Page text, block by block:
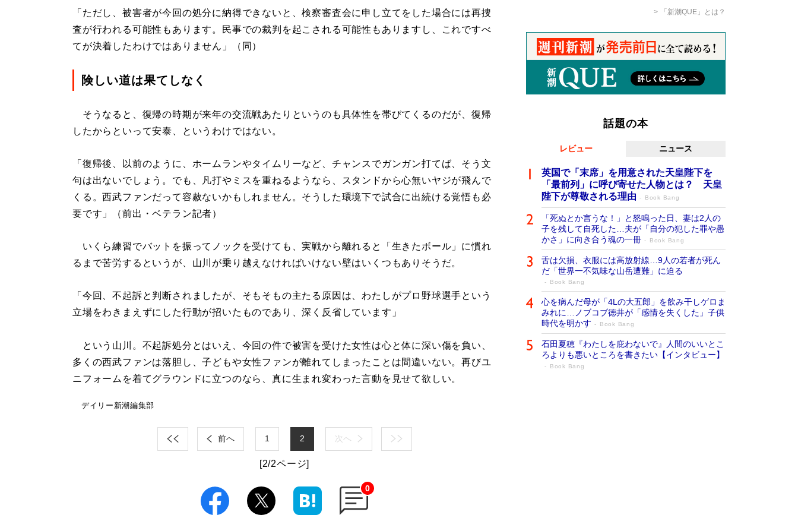
「ただし、被害者が今回の処分に納得できないと、検察審査会に申し立てをした場合には再捜
査が行われる可能性もあります。民事での裁判を起こされる可能性もありますし、これですべ
てが決着したわけではありません」（同）
険しい道は果てしなく
そうなると、復帰の時期が来年の交流戦あたりというのも具体性を帯びてくるのだが、復帰
したからといって安泰、というわけではない。
「復帰後、以前のように、ホームランやタイムリーなど、チャンスでガンガン打てば、そう文
句は出ないでしょう。でも、凡打やミスを重ねるようなら、スタンドから心無いヤジが飛んで
くる。西武ファンだって容赦ないかもしれません。そうした環境下で試合に出続ける覚悟も必
要です」（前出・ベテラン記者）
いくら練習でバットを振ってノックを受けても、実戦から離れると「生きたボール」に慣れ
るまで苦労するというが、山川が乗り越えなければいけない壁はいくつもありそうだ。
「今回、不起訴と判断されましたが、そもそもの主たる原因は、わたしがプロ野球選手という
立場をわきまえずにした行動が招いたものであり、深く反省しています」
という山川。不起訴処分とはいえ、今回の件で被害を受けた女性は心と体に深い傷を負い、
多くの西武ファンは落胆し、子どもや女性ファンが離れてしまったことは間違いない。再びユ
ニフォームを着てグラウンドに立つのなら、真に生まれ変わった言動を見せて欲しい。
デイリー新潮編集部
前へ 1 2 次へ
[2/2ページ]
0
「新潮QUE」とは？
話題の本
レビュー ニュース
英国で「末席」を用意された天皇陛下を
「最前列」に呼び寄せた人物とは？ 天皇
陛下が尊敬される理由
Book Bang
「死ぬとか言うな！」と怒鳴った日、妻は2人の
子を残して自死した…夫が「自分の犯した罪や愚
かさ」に向き合う魂の一冊
Book Bang
舌は欠損、衣服には高放射線…9人の若者が死ん
だ「世界一不気味な山岳遭難」に迫る
Book Bang
心を病んだ母が「4Lの大五郎」を飲み干しゲロま
みれに…ノブコブ徳井が「感情を失くした」子供
時代を明かす
Book Bang
石田夏穂『わたしを庇わないで』人間のいいとこ
ろよりも悪いところを書きたい【インタビュー】
Book Bang